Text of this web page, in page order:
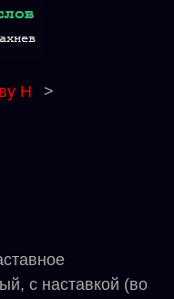
Н >
с наставкой (во